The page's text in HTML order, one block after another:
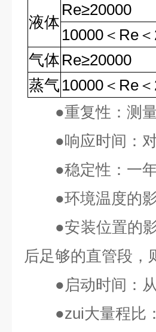
液体
Re≥20000
10000 ＜ Re ＜
气体 Re≥20000
蒸气 10000 ＜ Re ＜
●重复性：测
●响应时间：
●稳定性：一
●环境温度的
●安装位置的
后足够的直管段，
●启动时间：
●zui大量程比：